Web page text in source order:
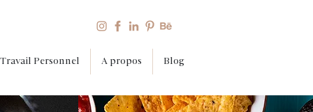
Travail Personnel A propos Blog